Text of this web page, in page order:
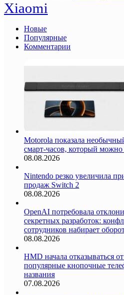
Xiaomi
Новые
Популярные
Комментарии
Motorola показала
смарт-часов, который можно
08.08.2026
Nintendo резко увеличила
продаж Switch 2
08.08.2026
OpenAI потребовала
секретных разработок:
сотрудников набирает
08.08.2026
HMD начала отказываться
популярные кнопочные
названия
07.08.2026